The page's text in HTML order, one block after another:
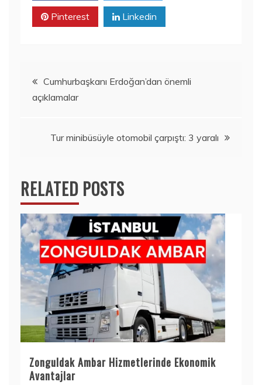
Pinterest Linkedin
Yazı
gezinmesi
Cumhurbaşkanı Erdoğan’dan önemli
açıklamalar
Tur minibüsüyle otomobil çarpıştı: 3 yaralı
RELATED POSTS
Zonguldak Ambar Hizmetlerinde Ekonomik
Avantajlar